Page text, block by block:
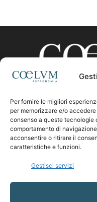
Per fornire le migliori
per memorizzare e/o
consenso a queste tecnologie
comportamento di
acconsentire o ritirare il
caratteristiche e funzioni.
Gestisci servizi
Contattaci: